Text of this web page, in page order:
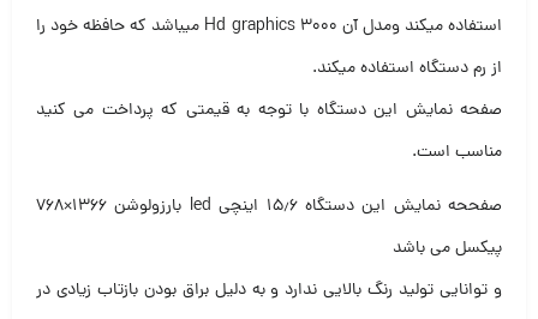
استفاده میکند ومدل آن Hd graphics 3000 میباشد که حافظه خود را
از رم دستگاه استفاده میکند.
صفحه نمایش این دستگاه با توجه به قیمتی که پرداخت می کنید
مناسب است.
صفححه نمایش این دستگاه ۱۵٫۶ اینچی led بارزولوشن ۱۳۶۶×۷۶۸
پیکسل می باشد
و توانایی تولید رنگ بالایی ندارد و به دلیل براق بودن بازتاب زیادی در